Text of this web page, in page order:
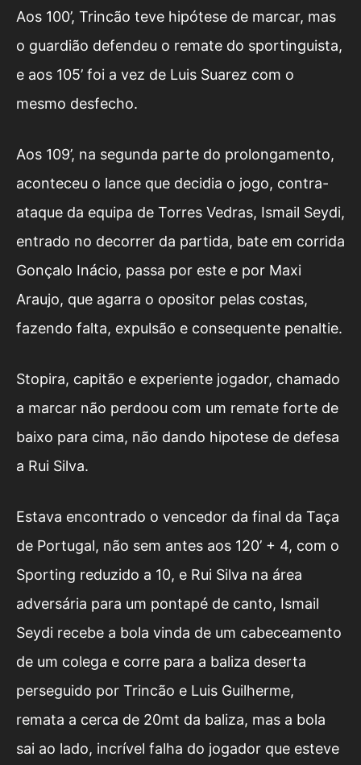
Aos 100’, Trincão teve hipótese de marcar, mas
o guardião defendeu o remate do sportinguista,
e aos 105’ foi a vez de Luis Suarez com o
mesmo desfecho.
Aos 109’, na segunda parte do prolongamento,
aconteceu o lance que decidia o jogo, contra-
ataque da equipa de Torres Vedras, Ismail Seydi,
entrado no decorrer da partida, bate em corrida
Gonçalo Inácio, passa por este e por Maxi
Araujo, que agarra o opositor pelas costas,
fazendo falta, expulsão e consequente penaltie.
Stopira, capitão e experiente jogador, chamado
a marcar não perdoou com um remate forte de
baixo para cima, não dando hipotese de defesa
a Rui Silva.
Estava encontrado o vencedor da final da Taça
de Portugal, não sem antes aos 120’ + 4, com o
Sporting reduzido a 10, e Rui Silva na área
adversária para um pontapé de canto, Ismail
Seydi recebe a bola vinda de um cabeceamento
de um colega e corre para a baliza deserta
perseguido por Trincão e Luis Guilherme,
remata a cerca de 20mt da baliza, mas a bola
sai ao lado, incrível falha do jogador que esteve